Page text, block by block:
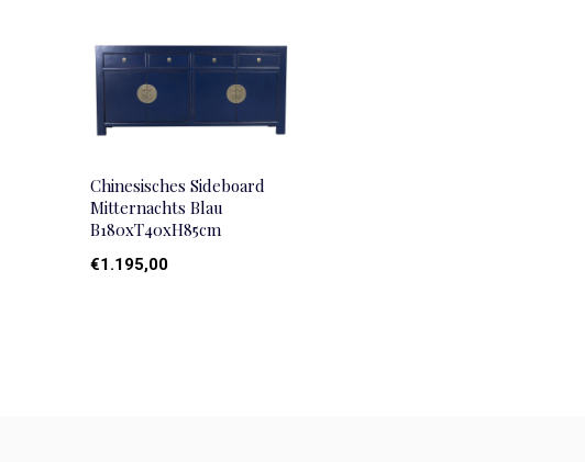
Chinesisches Sideboard
Mitternachts Blau
B180xT40xH85cm
€1.195,00